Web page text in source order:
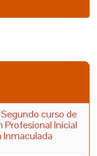
curso de
Profesional Inicial
Inmaculada